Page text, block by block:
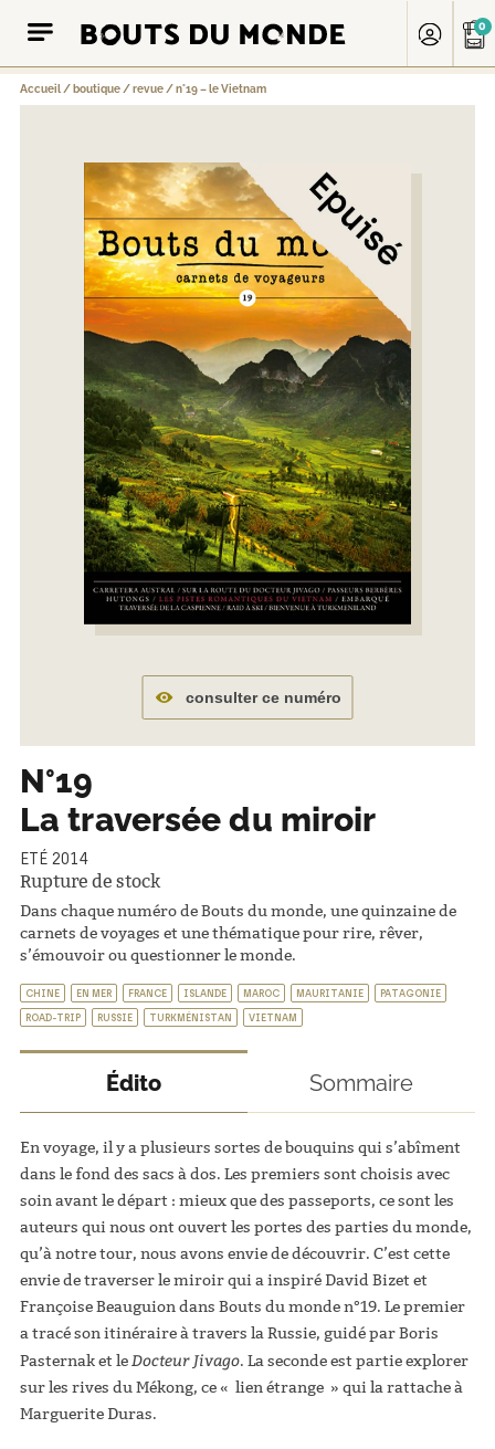
0
Accueil / boutique /revue /n°19 – le Vietnam
consulter ce numéro
N°19
La traversée du miroir
ETÉ 2014
Rupture de stock
Dans chaque numéro de Bouts du monde, une quinzaine de
carnets de voyages et une thématique pour rire, rêver,
s’émouvoir ou questionner le monde.
CHINE EN MER FRANCE ISLANDE MAROC MAURITANIE
PATAGONIE
ROAD-TRIP
RUSSIE TURKMÉNISTAN VIETNAM
Édito Sommaire
En voyage, il y a plusieurs sortes de bouquins qui s’abîment
dans le fond des sacs à dos. Les premiers sont choisis avec
soin avant le départ : mieux que des passeports, ce sont les
auteurs qui nous ont ouvert les portes des parties du monde,
qu’à notre tour, nous avons envie de découvrir. C’est cette
envie de traverser le miroir qui a inspiré David Bizet et
Françoise Beauguion dans Bouts du monde n°19. Le premier
a tracé son itinéraire à travers la Russie, guidé par Boris
Pasternak et le Docteur Jivago. La seconde est partie explorer
sur les rives du Mékong, ce « lien étrange » qui la rattache à
Marguerite Duras.